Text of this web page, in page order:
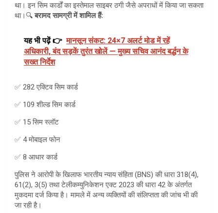
था। इन सिम कार्डों का इस्तेमाल साइबर ठगी जैसे अपराधों में किया जा सकता
था।🔍बरामद सामग्री में शामिल हैं:
यह भी पढ़ें 👉 मानसून संकट: 24×7 अलर्ट मोड में रहें
अधिकारी, बंद सड़कें तुरंत खोलें — मुख्य सचिव आनंद बर्द्धन के
सख्त निर्देश
✅ 282 एक्टिव सिम कार्ड
✅ 109 शील्ड सिम कार्ड
✅ 15 सिम स्लॉट
✅ 4 मोबाइल फोन
✅ 8 आधार कार्ड
पुलिस ने आरोपी के खिलाफ भारतीय न्याय संहिता (BNS) की धारा 318(4),
61(2), 3(5) तथा टेलीकम्युनिकेशन एक्ट 2023 की धारा 42 के अंतर्गत
मुकदमा दर्ज किया है। मामले में अन्य व्यक्तियों की संलिप्तता की जांच भी की
जा रही है।